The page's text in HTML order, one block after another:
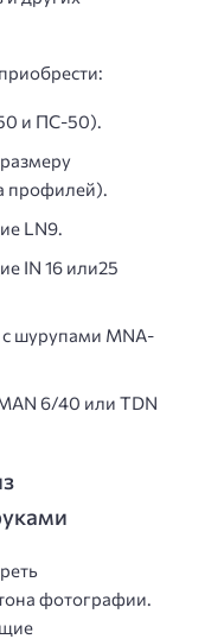
и ПС-50).
профилей).
LN9.
IN 16 или25
шурупами MNA-
6/40 или TDN
фотографии.